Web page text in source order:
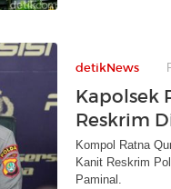
detikNews
Kapolsek
Reskrim
Kompol Ratna
Kanit Reskrim
Paminal.